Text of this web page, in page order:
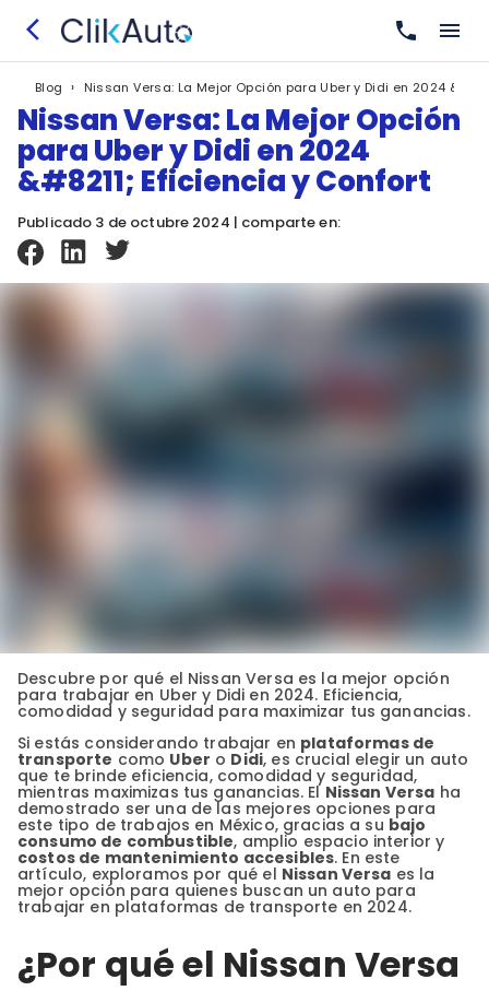
Blog › Nissan Versa: La Mejor Opción para Uber y Didi en 2024
Nissan Versa: La Mejor Opción
para Uber y Didi en 2024
&#8211; Eficiencia y Confort
Publicado 3 de octubre 2024 | comparte en:
Descubre por qué el Nissan Versa es la mejor opción
para trabajar en Uber y Didi en 2024. Eficiencia,
comodidad y seguridad para maximizar tus ganancias.
Si estás considerando trabajar en plataformas de
transporte como Uber o Didi, es crucial elegir un auto
que te brinde eficiencia, comodidad y seguridad,
mientras maximizas tus ganancias. El Nissan Versa ha
demostrado ser una de las mejores opciones para
este tipo de trabajos en México, gracias a su bajo
consumo de combustible, amplio espacio interior y
costos de mantenimiento accesibles. En este
artículo, exploramos por qué el Nissan Versa es la
mejor opción para quienes buscan un auto para
trabajar en plataformas de transporte en 2024.
¿Por qué el Nissan Versa